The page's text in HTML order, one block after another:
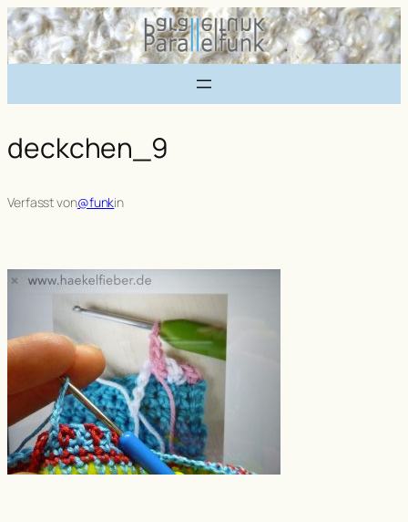
Zum
Inhalt
springen
deckchen_9
Verfasst von@funkin